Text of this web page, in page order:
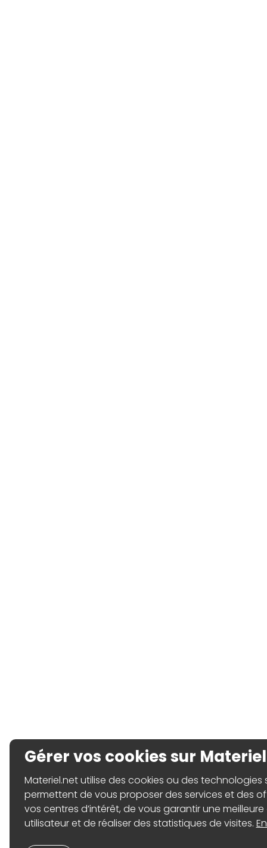
Gérer vos cookies sur
Materiel.net utilise des cookies ou des technologies
permettent de vous proposer des services et des
vos centres d’intérêt, de vous garantir une
utilisateur et de réaliser des statistiques de visites.